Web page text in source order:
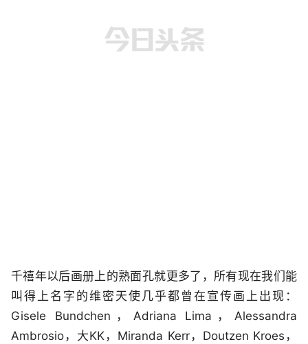
千禧年以后画册上的熟面孔就更多了，所有现在我们能
叫得上名字的维密天使几乎都曾在宣传画上出现：
Gisele Bundchen，Adriana Lima，Alessandra
Ambrosio，大KK，Miranda Kerr，Doutzen Kroes，